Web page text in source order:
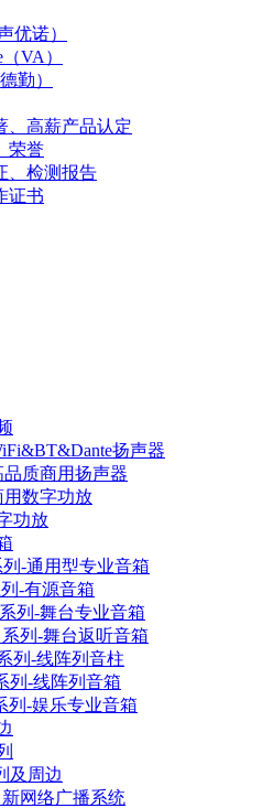
优诺）
VA）
勤）
、高薪产品认定
荣誉
、检测报告
证书
扬声器
质商用扬声器
数字功放
功放
-通用型专业音箱
-有源音箱
列-舞台专业音箱
列-舞台返听音箱
列-线阵列音柱
列-线阵列音箱
列-娱乐专业音箱
及周边
新网络广播系统